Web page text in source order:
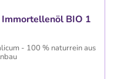
BIO 1
- 100 % naturrein aus